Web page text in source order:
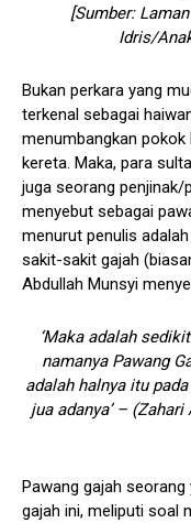
[Sumber:
Idris/
Bukan perkara yang
terkenal sebagai
menumbangkan
kereta. Maka, para
juga seorang penjinak/
menyebut sebagai
menurut penulis
sakit-sakit gajah
Abdullah Munsyi
‘Maka adalah
namanya Pawang
adalah halnya itu
jua adanya’ –
Pawang gajah
gajah ini, meliputi soal